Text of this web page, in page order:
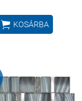
 KOSÁRBA